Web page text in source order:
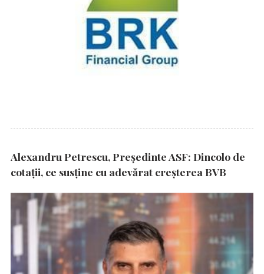
Alexandru Petrescu, Președinte ASF: Dincolo de
cotații, ce susține cu adevărat creșterea BVB